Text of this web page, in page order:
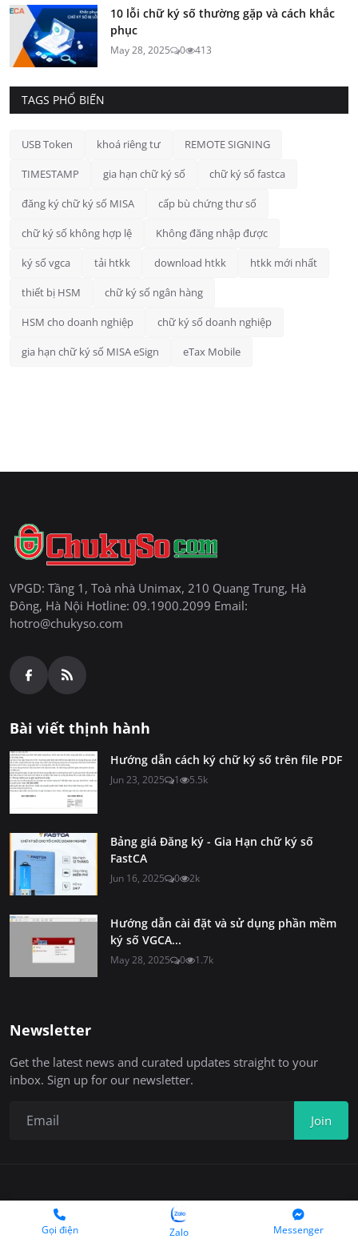
10 lỗi chữ ký số thường gặp và cách khắc
phục
May 28, 2025 0 413
TAGS PHỔ BIẾN
USB Token khoá riêng tư REMOTE SIGNING
TIMESTAMP gia hạn chữ ký số chữ ký số fastca
đăng ký chữ ký số MISA cấp bù chứng thư số
chữ ký số không hợp lệ Không đăng nhập được
ký số vgca tải htkk download htkk htkk mới nhất
thiết bị HSM chữ ký số ngân hàng
HSM cho doanh nghiệp chữ ký số doanh nghiệp
gia hạn chữ ký số MISA eSign eTax Mobile
VPGD: Tầng 1, Toà nhà Unimax, 210 Quang Trung, Hà
Đông, Hà Nội Hotline: 09.1900.2099 Email:
hotro@chukyso.com
Bài viết thịnh hành
Hướng dẫn cách ký chữ ký số trên file PDF
Jun 23, 2025 1 5.5k
Bảng giá Đăng ký - Gia Hạn chữ ký số
FastCA
Jun 16, 2025 0 2k
Hướng dẫn cài đặt và sử dụng phần mềm
ký số VGCA...
May 28, 2025 0 1.7k
Newsletter
Get the latest news and curated updates straight to your
inbox. Sign up for our newsletter.
Join
Copyright 2025 © Chukyso.com
Gọi điện Zalo Messenger